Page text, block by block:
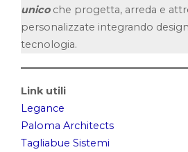
unicoche progetta, arreda e
personalizzate integrando
tecnologia.
Link utili
Legance
Paloma Architects
Tagliabue Sistemi